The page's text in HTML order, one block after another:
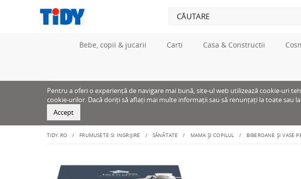
Bebe, copii & jucarii Carti Casa & Constructii
Pentru a oferi o experiență de navigare mai bună, site-ul web utilizează cookie-uri
cookie-urilor. Dacă doriți să aflați mai multe informații sau să renunțați la toate sau
Accept
TIDY.RO FRUMUSETE SI INGRIJIRE SĂNĂTATE MAMA ȘI COPILUL BIBEROANE ȘI VASE